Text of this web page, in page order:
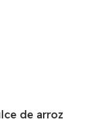
de arroz